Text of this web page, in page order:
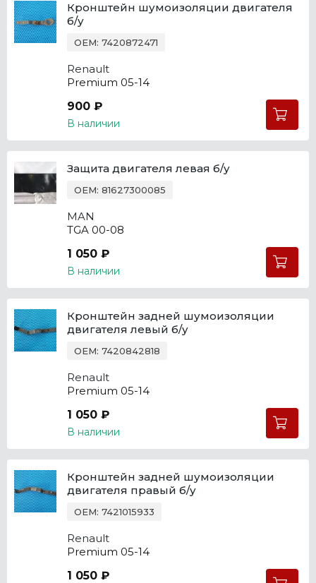
Кронштейн шумоизоляции двигателя
б/у
OEM: 7420872471
Renault
Premium 05-14
900 ₽
В наличии
Защита двигателя левая б/у
OEM: 81627300085
MAN
TGA 00-08
1 050 ₽
В наличии
Кронштейн задней шумоизоляции
двигателя левый б/у
OEM: 7420842818
Renault
Premium 05-14
1 050 ₽
В наличии
Кронштейн задней шумоизоляции
двигателя правый б/у
OEM: 7421015933
Renault
Premium 05-14
1 050 ₽